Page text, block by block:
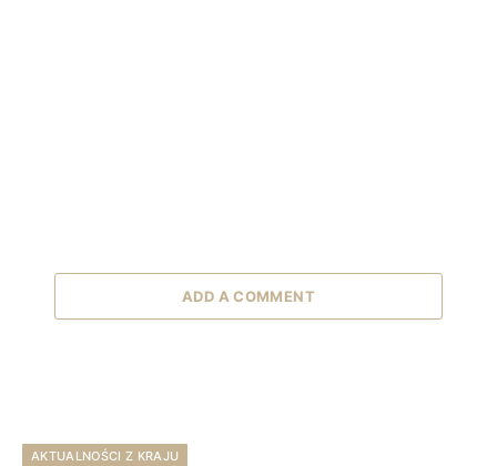
ADD A COMMENT
AKTUALNOŚCI Z KRAJU